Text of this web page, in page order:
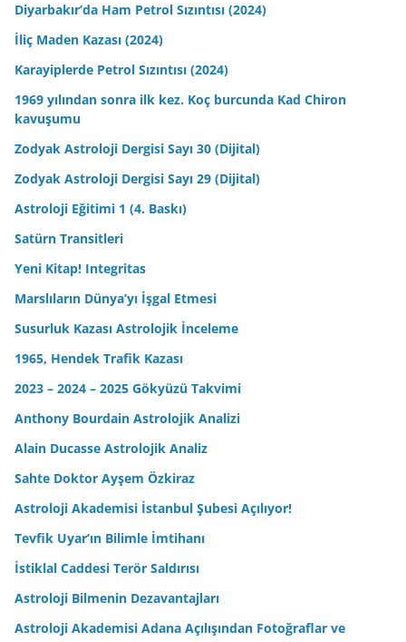
Diyarbakır’da Ham Petrol Sızıntısı (2024)
İliç Maden Kazası (2024)
Karayiplerde Petrol Sızıntısı (2024)
1969 yılından sonra ilk kez. Koç burcunda Kad Chiron
kavuşumu
Zodyak Astroloji Dergisi Sayı 30 (Dijital)
Zodyak Astroloji Dergisi Sayı 29 (Dijital)
Astroloji Eğitimi 1 (4. Baskı)
Satürn Transitleri
Yeni Kitap! Integritas
Marslıların Dünya’yı İşgal Etmesi
Susurluk Kazası Astrolojik İnceleme
1965, Hendek Trafik Kazası
2023 – 2024 – 2025 Gökyüzü Takvimi
Anthony Bourdain Astrolojik Analizi
Alain Ducasse Astrolojik Analiz
Sahte Doktor Ayşem Özkiraz
Astroloji Akademisi İstanbul Şubesi Açılıyor!
Tevfik Uyar’ın Bilimle İmtihanı
İstiklal Caddesi Terör Saldırısı
Astroloji Bilmenin Dezavantajları
Astroloji Akademisi Adana Açılışından Fotoğraflar ve